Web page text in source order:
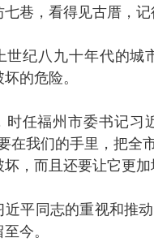
巷，看得见古厝，记
世纪八九十年代的城
的危险。
时任福州市委书记
在我们的手里，把全
，而且还要让它更
近平同志的重视和推
今。